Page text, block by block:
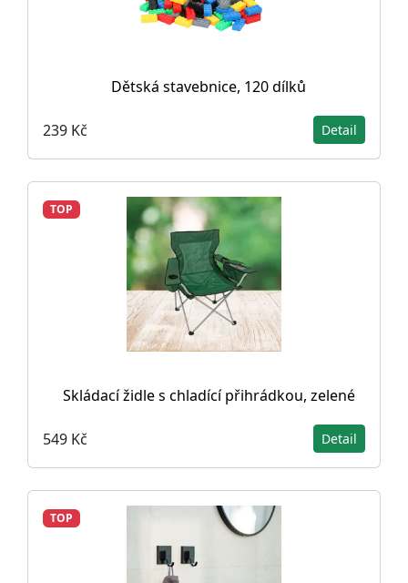
Dětská stavebnice, 120 dílků
239 Kč Detail
TOP
Skládací židle s chladící přihrádkou, zelené
549 Kč Detail
TOP